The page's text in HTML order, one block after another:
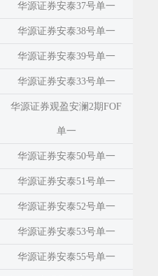
华源证券安泰37号单一
华源证券安泰38号单一
华源证券安泰39号单一
华源证券安泰33号单一
华源证券观盈安澜2期FOF
单一
华源证券安泰50号单一
华源证券安泰51号单一
华源证券安泰52号单一
华源证券安泰53号单一
华源证券安泰55号单一